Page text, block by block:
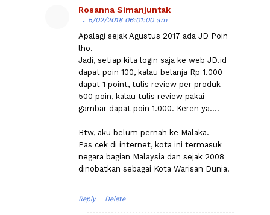
Rosanna Simanjuntak
5/02/2018 06:01:00 am
Apalagi sejak Agustus 2017 ada JD Poin
lho.
Jadi, setiap kita login saja ke web JD.id
dapat poin 100, kalau belanja Rp 1.000
dapat 1 point, tulis review per produk
500 poin, kalau tulis review pakai
gambar dapat poin 1.000. Keren ya...!
Btw, aku belum pernah ke Malaka.
Pas cek di internet, kota ini termasuk
negara bagian Malaysia dan sejak 2008
dinobatkan sebagai Kota Warisan Dunia.
Reply Delete